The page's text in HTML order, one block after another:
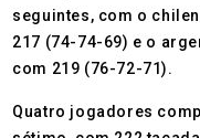
seguintes, com o
217 (74-74-69) e o
com 219 (76-72-71).
Quatro jogadores